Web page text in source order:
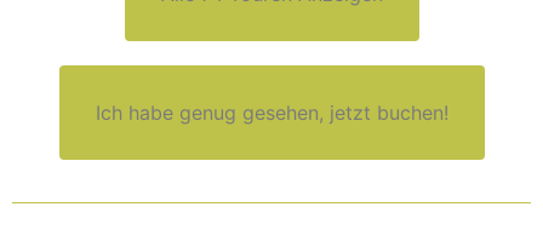
Ich habe genug gesehen, jetzt buchen!